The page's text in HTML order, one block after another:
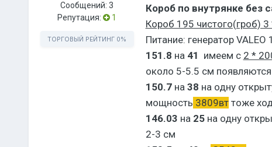
Сообщений:3
Репутация:
1
ТОРГОВЫЙ РЕЙТИНГ 0%
Короб по внутрянке без
Короб 195 чистого(гроб)
Питание: генератор
151.8 на41 имеем с 2 *
около 5-5.5 см
150.7на 38 на одну
мощность 3809вттоже
146.03 на 25на одну
2-3 см